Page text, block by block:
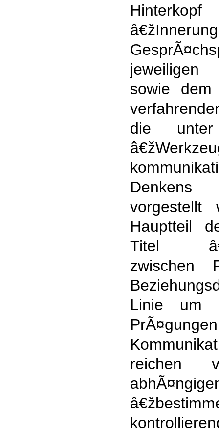
jeweiligen
sowie dem
die
Denkens
Hauptteil
Titel
zwischen
Linie um
reichen